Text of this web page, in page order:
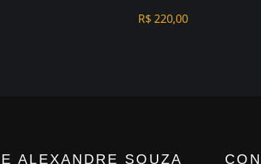
R$ 220,00
ALEXANDRE SOUZA